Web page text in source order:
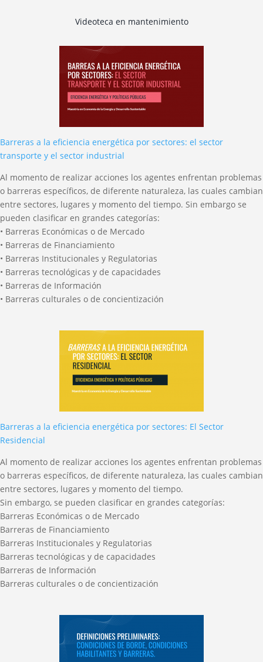
Videoteca en mantenimiento
Barreras a la eficiencia energética por sectores: el sector
transporte y el sector industrial
Al momento de realizar acciones los agentes enfrentan problemas
o barreras específicos, de diferente naturaleza, las cuales cambian
entre sectores, lugares y momento del tiempo. Sin embargo se
pueden clasificar en grandes categorías:
• Barreras Económicas o de Mercado
• Barreras de Financiamiento
• Barreras Institucionales y Regulatorias
• Barreras tecnológicas y de capacidades
• Barreras de Información
• Barreras culturales o de concientización
Barreras a la eficiencia energética por sectores: El Sector
Residencial
Al momento de realizar acciones los agentes enfrentan problemas
o barreras específicos, de diferente naturaleza, las cuales cambian
entre sectores, lugares y momento del tiempo.
Sin embargo, se pueden clasificar en grandes categorías:
Barreras Económicas o de Mercado
Barreras de Financiamiento
Barreras Institucionales y Regulatorias
Barreras tecnológicas y de capacidades
Barreras de Información
Barreras culturales o de concientización